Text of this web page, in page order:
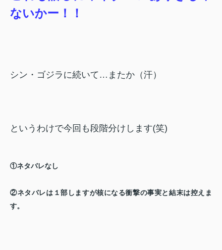
ないかー！！
シン・ゴジラに続いて…またか（汗）
というわけで今回も段階分けします(笑)
①ネタバレなし
②ネタバレは１部しますが核になる衝撃の事実と結末は控えま
す。